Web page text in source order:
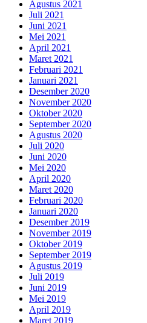
Agustus 2021
Juli 2021
Juni 2021
Mei 2021
April 2021
Maret 2021
Februari 2021
Januari 2021
Desember 2020
November 2020
Oktober 2020
September 2020
Agustus 2020
Juli 2020
Juni 2020
Mei 2020
April 2020
Maret 2020
Februari 2020
Januari 2020
Desember 2019
November 2019
Oktober 2019
September 2019
Agustus 2019
Juli 2019
Juni 2019
Mei 2019
April 2019
Maret 2019